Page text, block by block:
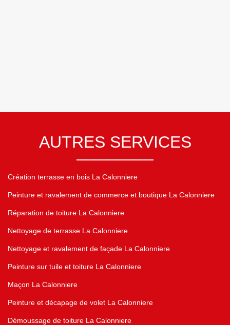
AUTRES SERVICES
Création terrasse en bois La Calonniere
Peinture et ravalement de commerce et boutique La Calonniere
Réparation de toiture La Calonniere
Nettoyage de terrasse La Calonniere
Nettoyage et ravalement de façade La Calonniere
Peinture sur tuile et toiture La Calonniere
Maçon La Calonniere
Peinture et décapage de volet La Calonniere
Démoussage de toiture La Calonniere